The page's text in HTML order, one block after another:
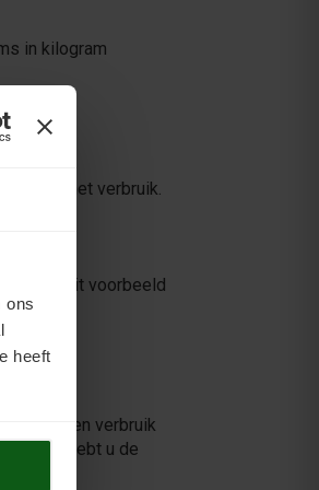
ons
heeft
in kilogram
door het verbruik.
u in dit voorbeeld
verbruik
is, hebt u de